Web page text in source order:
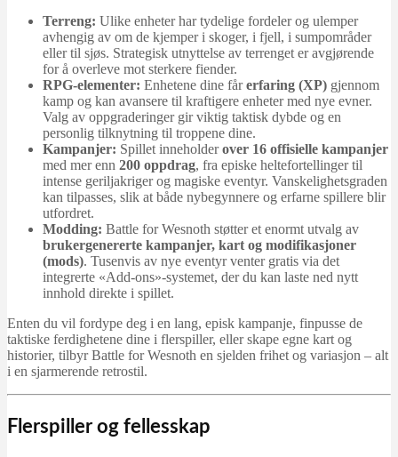
Terreng: Ulike enheter har tydelige fordeler og ulemper
avhengig av om de kjemper i skoger, i fjell, i sumpområder
eller til sjøs. Strategisk utnyttelse av terrenget er avgjørende
for å overleve mot sterkere fiender.
RPG-elementer: Enhetene dine fårerfaring (XP) gjennom
kamp og kan avansere til kraftigere enheter med nye evner.
Valg av oppgraderinger gir viktig taktisk dybde og en
personlig tilknytning til troppene dine.
Kampanjer: Spillet inneholderover 16 offisielle kampanjer
med mer enn 200 oppdrag, fra episke heltefortellinger til
intense geriljakriger og magiske eventyr. Vanskelighetsgraden
kan tilpasses, slik at både nybegynnere og erfarne spillere blir
utfordret.
Modding: Battle for Wesnoth støtter et enormt utvalg av
brukergenererte kampanjer, kart og modifikasjoner
(mods). Tusenvis av nye eventyr venter gratis via det
integrerte «Add-ons»-systemet, der du kan laste ned nytt
innhold direkte i spillet.
Enten du vil fordype deg i en lang, episk kampanje, finpusse de
taktiske ferdighetene dine i flerspiller, eller skape egne kart og
historier, tilbyr Battle for Wesnoth en sjelden frihet og variasjon – alt
i en sjarmerende retrostil.
Flerspiller og fellesskap